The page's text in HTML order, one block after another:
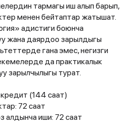
тармагы иш алып барып,
менен бейтаптар жатышат.
адистиги боюнча
жана даярдоо зарылдыгы
гана эмес, негизги
да практикалык
зарылчылыгы турат.
(144 саат)
72 саат
алдынча иши: 72 саат